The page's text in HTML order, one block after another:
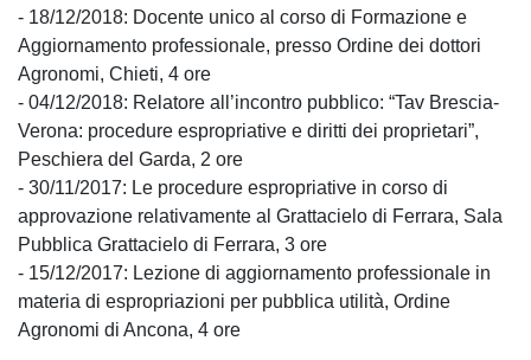
- 18/12/2018: Docente unico al corso di Formazione e
Aggiornamento professionale, presso Ordine dei dottori
Agronomi, Chieti, 4 ore
- 04/12/2018: Relatore all’incontro pubblico: “Tav Brescia-
Verona: procedure espropriative e diritti dei proprietari”,
Peschiera del Garda, 2 ore
- 30/11/2017: Le procedure espropriative in corso di
approvazione relativamente al Grattacielo di Ferrara, Sala
Pubblica Grattacielo di Ferrara, 3 ore
- 15/12/2017: Lezione di aggiornamento professionale in
materia di espropriazioni per pubblica utilità, Ordine
Agronomi di Ancona, 4 ore